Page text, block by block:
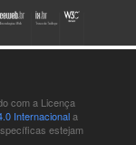
com a Licença
Internacionala
estejam